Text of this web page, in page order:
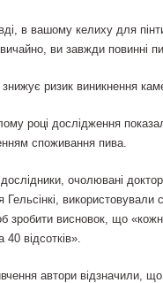
в вашому келиху для
ви завжди повинні
ризик виникнення
році дослідження
споживання пива.
дослідники, очолювані
Гельсінкі,
зробити висновок, що
40 відсотків».
автори відзначили,